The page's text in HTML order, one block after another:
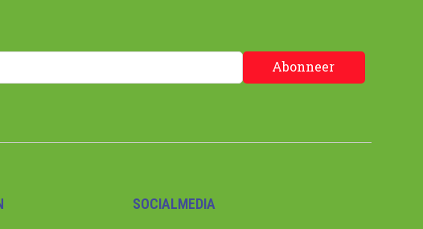
Abonneer
SOCIALMEDIA